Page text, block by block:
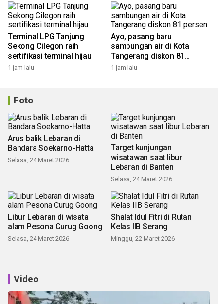
Terminal LPG Tanjung
Sekong Cilegon raih
sertifikasi terminal hijau
1 jam lalu
Ayo, pasang baru
sambungan air di Kota
Tangerang diskon 81
persen
1 jam lalu
Foto
Arus balik Lebaran di
Bandara Soekarno-Hatta
Selasa, 24 Maret 2026
Target kunjungan
wisatawan saat libur
Lebaran di Banten
Selasa, 24 Maret 2026
Libur Lebaran di wisata
alam Pesona Curug Goong
Selasa, 24 Maret 2026
Shalat Idul Fitri di Rutan
Kelas IIB Serang
Minggu, 22 Maret 2026
Video